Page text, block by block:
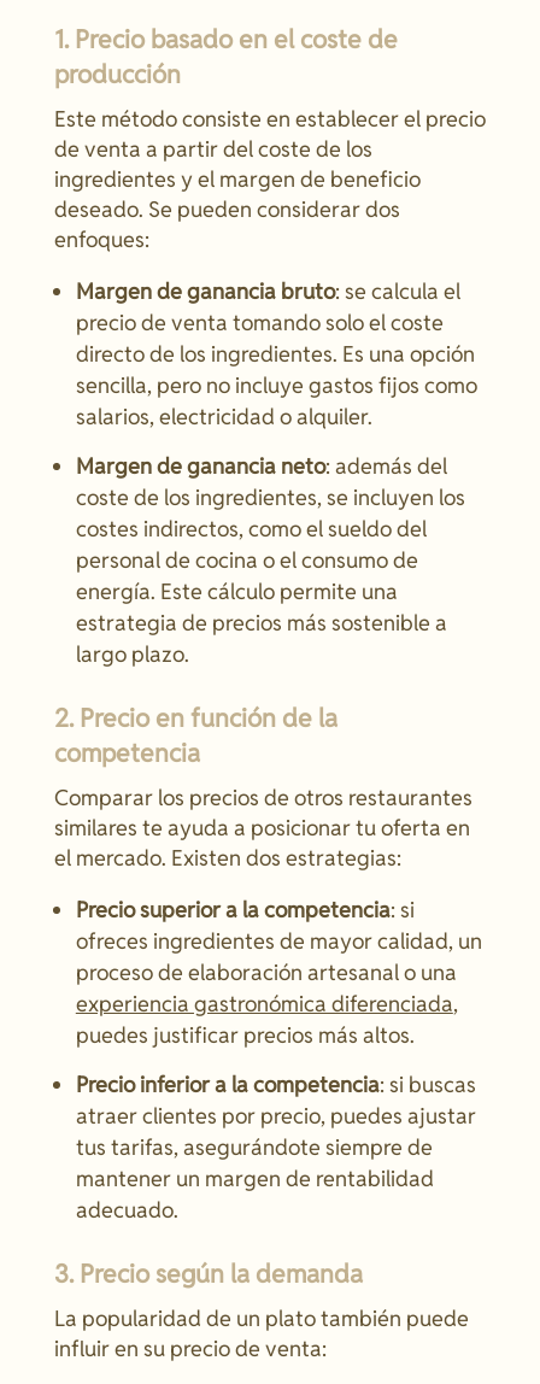
1. Precio basado en el coste de
producción
Este método consiste en establecer el precio
de venta a partir del coste de los
ingredientes y el margen de beneficio
deseado. Se pueden considerar dos
enfoques:
Margen de ganancia bruto: se calcula el
precio de venta tomando solo el coste
directo de los ingredientes. Es una opción
sencilla, pero no incluye gastos fijos como
salarios, electricidad o alquiler.
Margen de ganancia neto: además del
coste de los ingredientes, se incluyen los
costes indirectos, como el sueldo del
personal de cocina o el consumo de
energía. Este cálculo permite una
estrategia de precios más sostenible a
largo plazo.
2. Precio en función de la
competencia
Comparar los precios de otros restaurantes
similares te ayuda a posicionar tu oferta en
el mercado. Existen dos estrategias:
Precio superior a la competencia: si
ofreces ingredientes de mayor calidad, un
proceso de elaboración artesanal o una
experiencia gastronómica diferenciada,
puedes justificar precios más altos.
Precio inferior a la competencia: si buscas
atraer clientes por precio, puedes ajustar
tus tarifas, asegurándote siempre de
mantener un margen de rentabilidad
adecuado.
3. Precio según la demanda
La popularidad de un plato también puede
influir en su precio de venta: